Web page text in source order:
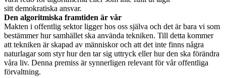
sitt demokratiska ansvar.
Den algoritmiska framtiden är vår
Makten i offentlig sektor ligger hos oss själva och det är bara vi som
bestämmer hur samhället ska använda tekniken. Till detta kommer
att tekniken är skapad av människor och att det inte finns några
naturlagar som styr hur den tar sig uttryck eller hur den ska förändra
våra liv. Denna premiss är synnerligen relevant för vår offentliga
förvaltning.